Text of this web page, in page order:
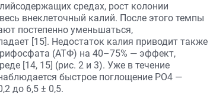
средах, рост колонии
внеклеточный калий. После этого темпы
постепенно уменьшаться,
[15]. Недостаток калия приводит также
(АТФ) на 40–75% — эффект,
[14, 15] (рис. 2 и 3). Уже в течение
быстрое поглощение PO4 —
до 6,5 ± 0,5.